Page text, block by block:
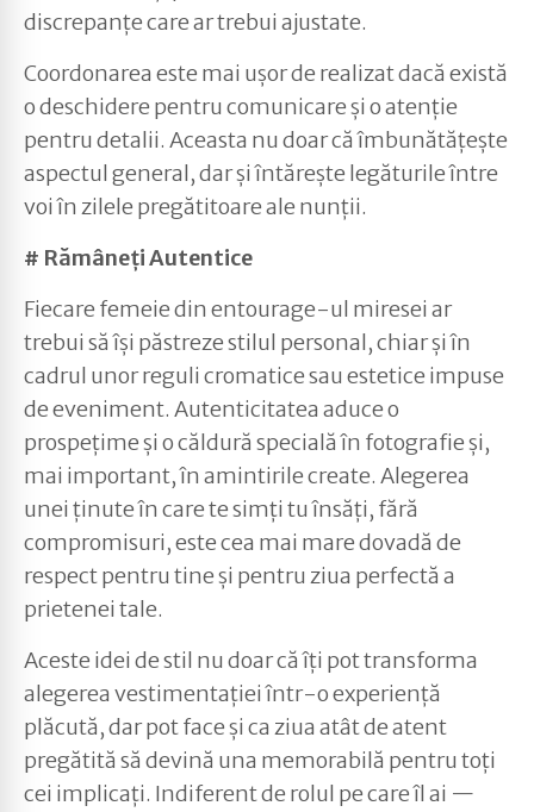
discrepanțe care ar trebui ajustate.
Coordonarea este mai ușor de realizat dacă există
o deschidere pentru comunicare și o atenție
pentru detalii. Aceasta nu doar că îmbunătățește
aspectul general, dar și întărește legăturile între
voi în zilele pregătitoare ale nunții.
# Rămâneți Autentice
Fiecare femeie din entourage-ul miresei ar
trebui să își păstreze stilul personal, chiar și în
cadrul unor reguli cromatice sau estetice impuse
de eveniment. Autenticitatea aduce o
prospețime și o căldură specială în fotografie și,
mai important, în amintirile create. Alegerea
unei ținute în care te simți tu însăți, fără
compromisuri, este cea mai mare dovadă de
respect pentru tine și pentru ziua perfectă a
prietenei tale.
Aceste idei de stil nu doar că îți pot transforma
alegerea vestimentației într-o experiență
plăcută, dar pot face și ca ziua atât de atent
pregătită să devină una memorabilă pentru toți
cei implicați. Indiferent de rolul pe care îl ai —